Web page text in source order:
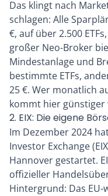
Das klingt nach
schlagen: Alle
€, auf über 2.500
großer Neo-Broker
Mindestanlage und
bestimmte ETFs,
25 €. Wer monatlich
kommt hier günstiger
2. EIX: Die eigene
Im Dezember 2024
Investor Exchange
Hannover gestartet.
offizieller
Hintergrund: Das